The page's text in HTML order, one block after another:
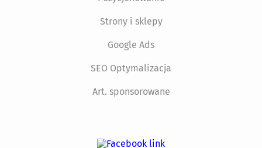
Strony i sklepy
Google Ads
SEO Optymalizacja
Art. sponsorowane